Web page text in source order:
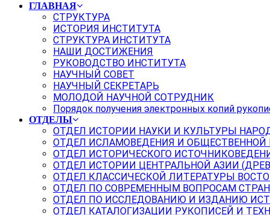
ГЛАВНАЯ
СТРУКТУРА
ИСТОРИЯ ИНСТИТУТА
СТРУКТУРА ИНСТИТУТА
НАШИ ДОСТИЖЕНИЯ
РУКОВОДСТВО ИНСТИТУТА
НАУЧНЫЙ СОВЕТ
НАУЧНЫЙ СЕКРЕТАРЬ
МОЛОДОЙ НАУЧНОЙ СОТРУДНИК
Порядок получения электронных копий
ОТДЕЛЫ
ОТДЕЛ ИСТОРИИ НАУКИ И КУЛЬТУРЫ
ОТДЕЛ ИСЛАМОВЕДЕНИЯ И
ОТДЕЛ ИСТОРИЧЕСКОГО
ОТДЕЛ ИСТОРИИ ЦЕНТРАЛЬНОЙ АЗИИ
ОТДЕЛ КЛАССИЧЕСКОЙ ЛИТЕРАТУРЫ
ОТДЕЛ ПО СОВРЕМЕННЫМ ВОПРОСАМ
ОТДЕЛ ПО ИССЛЕДОВАНИЮ И ИЗДАНИЮ
ОТДЕЛ КАТАЛОГИЗАЦИИ РУКОПИСЕЙ И